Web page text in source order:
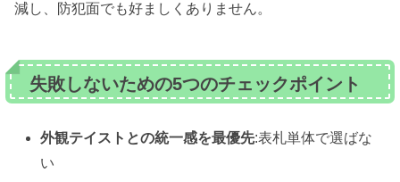
減し、防犯面でも好ましくありません。
失敗しないための5つのチェックポイント
外観テイストとの統一感を最優先:表札単体で選ばな
い